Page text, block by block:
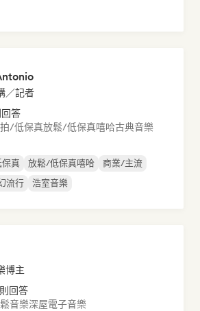
／記者
答
/低保真放鬆/低保真嘻哈古典音樂
真 放鬆/低保真嘻哈
商業/主流
流行 浩室音樂
博主
回答
音樂深屋電子音樂